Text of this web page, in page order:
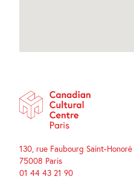
130, rue Faubourg Saint-Honoré
75008 Paris
01 44 43 21 90